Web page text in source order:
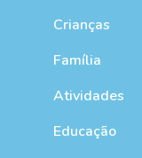
Crianças
Família
Atividades
Educação